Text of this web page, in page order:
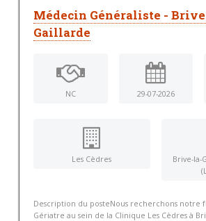
Médecin Généraliste -
Gaillarde
NC 29-07-2026
Les Cèdres
Brive-la-
Description du posteNous recherchons notre
Gériatre au sein de la Clinique Les Cèdres à